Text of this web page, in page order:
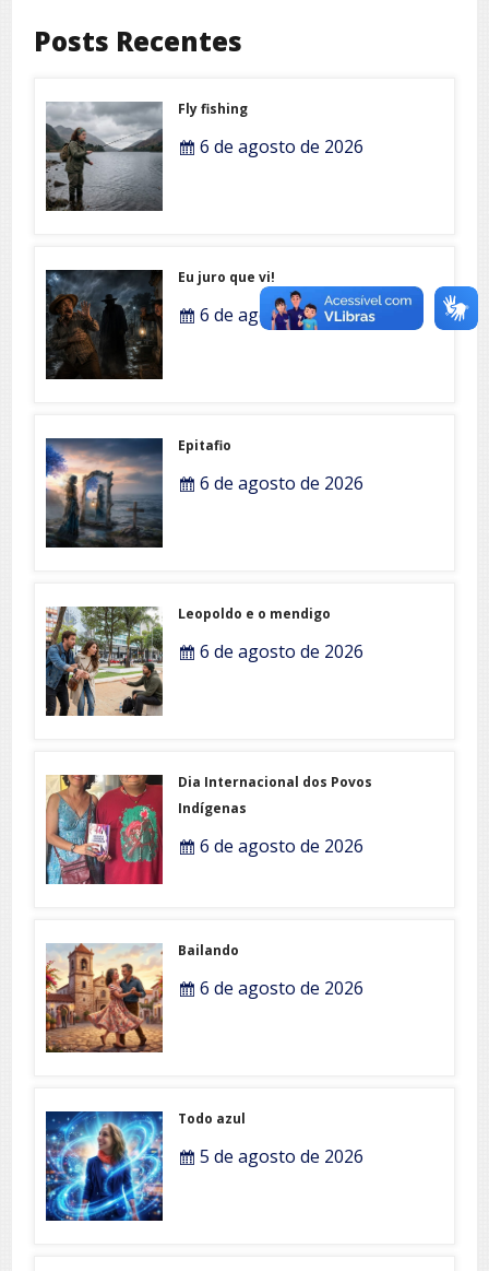
Posts Recentes
Fly fishing
6 de agosto de 2026
Eu juro que vi!
6 de agosto de 2026
Epitafio
6 de agosto de 2026
Leopoldo e o mendigo
6 de agosto de 2026
Dia Internacional dos Povos
Indígenas
6 de agosto de 2026
Bailando
6 de agosto de 2026
Todo azul
5 de agosto de 2026